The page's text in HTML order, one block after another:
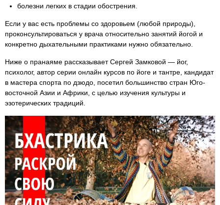
болезни легких в стадии обострения.
Если у вас есть проблемы со здоровьем (любой природы),
проконсультироваться у врача относительно занятий йогой и
конкретно дыхательными практиками нужно обязательно.
Ниже о пранаяме рассказывает Сергей Замковой — йог,
психолог, автор серии онлайн курсов по йоге и тантре, кандидат
в мастера спорта по дзюдо, посетил большинство стран Юго-
восточной Азии и Африки, с целью изучения культуры и
эзотерических традиций.